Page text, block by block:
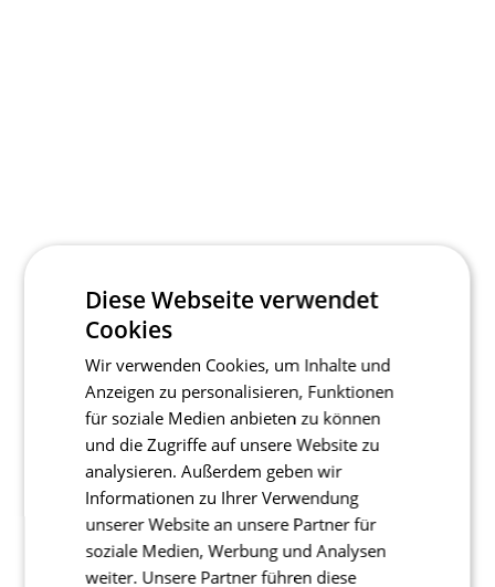
Diese Webseite verwendet
Cookies
Wir verwenden Cookies, um Inhalte und
Anzeigen zu personalisieren, Funktionen
für soziale Medien anbieten zu können
und die Zugriffe auf unsere Website zu
analysieren. Außerdem geben wir
Informationen zu Ihrer Verwendung
unserer Website an unsere Partner für
soziale Medien, Werbung und Analysen
weiter. Unsere Partner führen diese